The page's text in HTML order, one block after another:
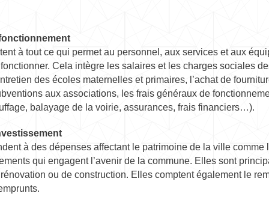
à tout ce qui permet au personnel, aux services et aux
Cela intègre les salaires et les charges sociales
des écoles maternelles et primaires, l’achat de
aux associations, les frais généraux de
balayage de la voirie, assurances, frais financiers…).
à des dépenses affectant le patrimoine de la ville comme
qui engagent l’avenir de la commune. Elles sont
ou de construction. Elles comptent également le